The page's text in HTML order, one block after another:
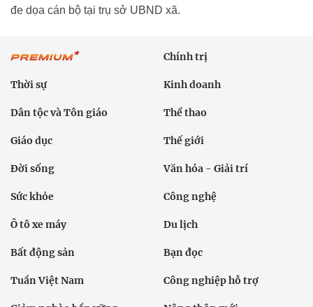
đe dọa cán bộ tại trụ sở UBND xã.
Chính trị
Thời sự Kinh doanh
Dân tộc và Tôn giáo Thể thao
Giáo dục Thế giới
Đời sống Văn hóa - Giải trí
Sức khỏe Công nghệ
Ô tô xe máy Du lịch
Bất động sản Bạn đọc
Tuần Việt Nam Công nghiệp hỗ trợ